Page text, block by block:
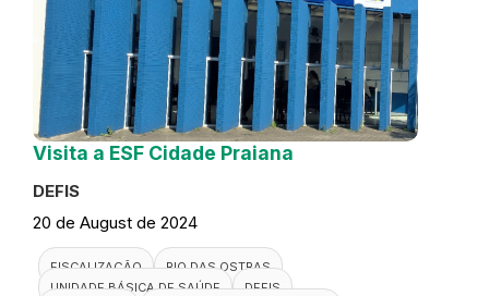
Visita a ESF Cidade Praiana
DEFIS
20 de August de 2024
FISCALIZAÇÃO
RIO DAS OSTRAS
UNIDADE BÁSICA DE SAÚDE
DEFIS